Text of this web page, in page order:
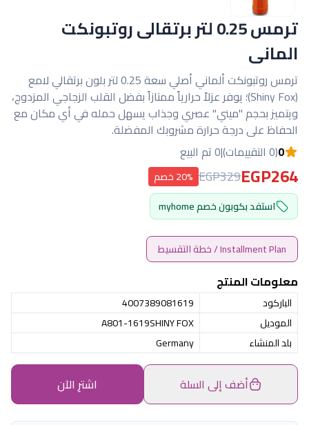
ترمس 0.25 لتر برتقالى روتبونكت
المانى
ترمس روتبونكت ألماني أصلي سعة 0.25 لتر بلون برتقالي لامع
(Shiny Fox)؛ يوفر عزلاً حرارياً ممتازاً بفضل القلب الزجاجي المزدوج،
ويتميز بحجم "ميني" عصري وجذاب يسهل حمله في أي مكان مع
الحفاظ على درجة حرارة مشروبك المفضلة.
0(0 التقييمات) |0 تم البيع
EGP264
EGP329 20% خصم
استفد بكوبون خصم myhome
Installment Plan / خطة التقسيط
معلومات المنتج
الباركود
4007389081619
الموديل
A801-1619SHINY FOX
بلد المنشاء
Germany
أضف إلى السلة اشترِ الآن